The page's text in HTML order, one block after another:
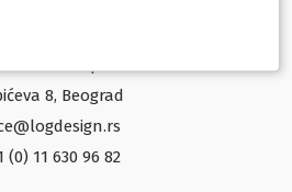
8, Beograd
(0) 11 630 96 82